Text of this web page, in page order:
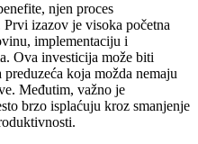
njen proces
izazov je visoka početna
implementaciju i
Ova investicija može biti
koja možda nemaju
Međutim, važno je
brzo isplaćuju kroz smanjenje